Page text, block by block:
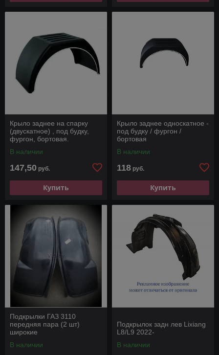
Крыло заднее на спарку
(двускатное) , под будку,
фургон, бортовая.
В наличии
147,50 руб.
Купить
Крыло заднее односкатное -
под будку / фургон /
бортовая
В наличии
118 руб.
Купить
Подкрылки ГАЗ 3110
передняя пара (2 шт)
широкие
В наличии
Подкрылок задн лев Lixiang
L8/L9 2022-
В наличии